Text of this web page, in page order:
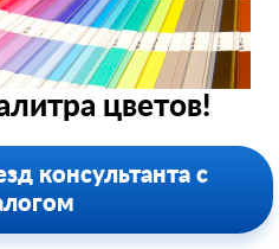
цветов!
консультанта с